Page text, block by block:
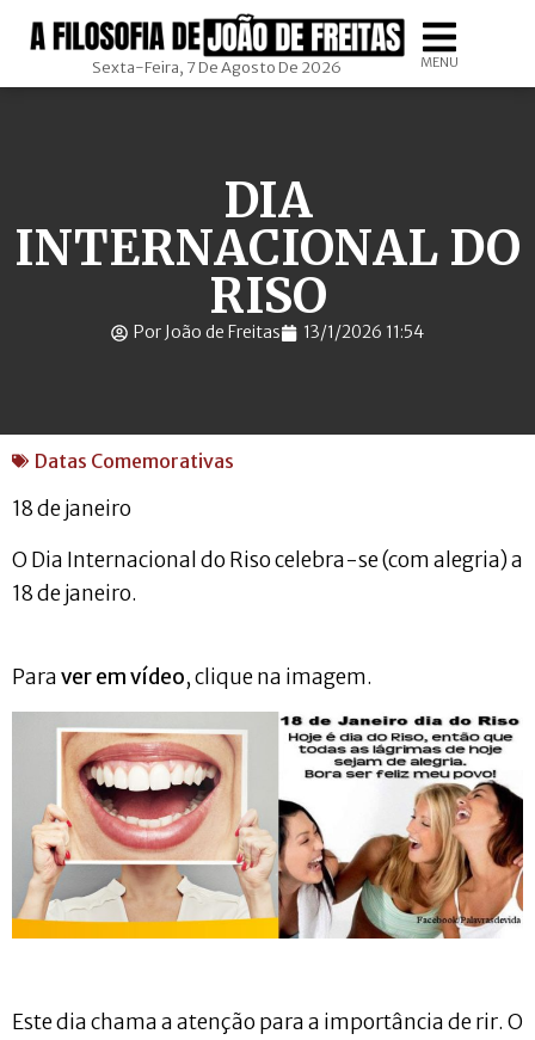
Sexta-Feira, 7 De Agosto De 2026 MENU
DIA
INTERNACIONAL DO
RISO
Por João de Freitas 13/1/2026 11:54
Datas Comemorativas
18 de janeiro
O Dia Internacional do Riso celebra-se (com alegria) a
18 de janeiro.
Paraver em vídeo, clique na imagem.
Este dia chama a atenção para a importância de rir. O